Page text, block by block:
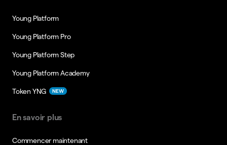
Young Platform
Young Platform Pro
Young Platform Step
Young Platform Academy
Token YNG NEW
En savoir plus
Commencer maintenant